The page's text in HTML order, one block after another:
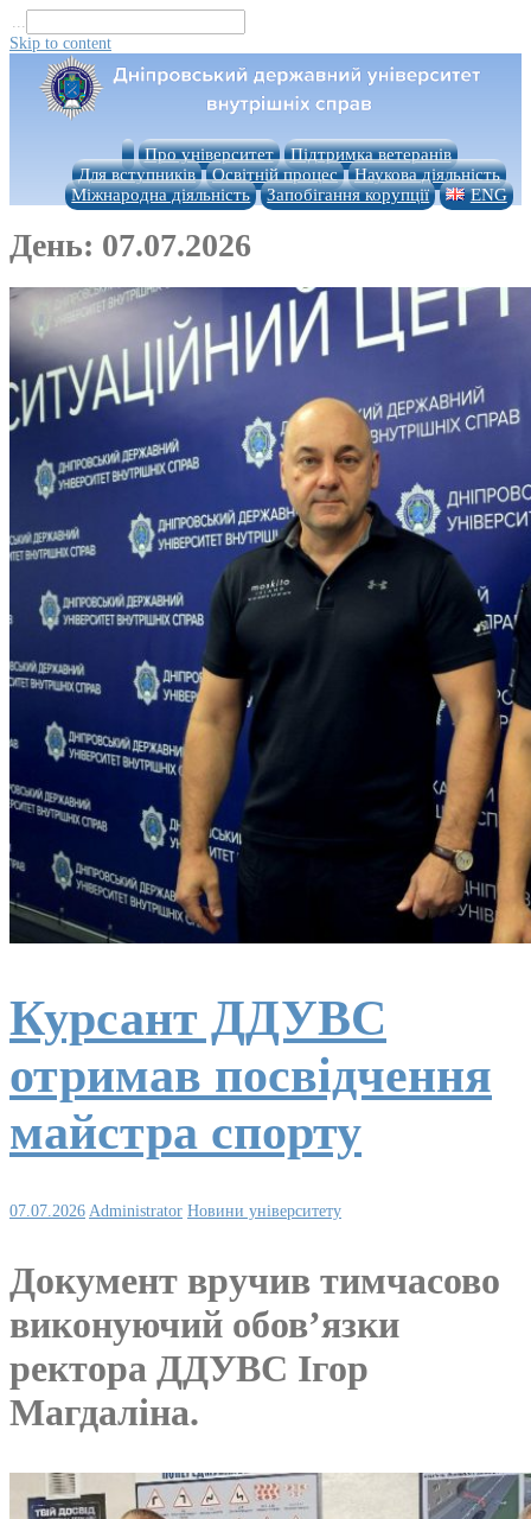
...
Skip to content
Про університет
Підтримка ветеранів
Для вступників
Освітній процес
Наукова діяльність
Міжнародна діяльність
Запобігання корупції ENG
День: 07.07.2026
Курсант ДДУВС
отримав посвідчення
майстра спорту
07.07.2026 Administrator Новини університету
Документ вручив тимчасово
виконуючий обов’язки
ректора ДДУВС Ігор
Магдаліна.